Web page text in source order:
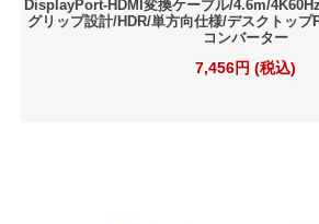
DisplayPort-HDMI変換ケーブル/4.6m/
グリップ設計/HDR/単方向仕様/デスクトップ
コンバーター
7,456円 (税込)